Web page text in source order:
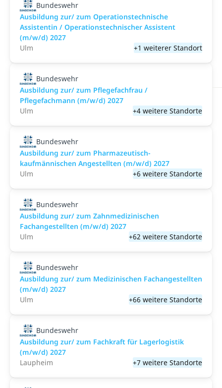
Bundeswehr
Ausbildung zur/ zum Operationstechnische
Assistentin / Operationstechnischer Assistent
(m/w/d) 2027
Ulm
+1 weiterer Standort
Bundeswehr
Ausbildung zur/ zum Pflegefachfrau /
Pflegefachmann (m/w/d) 2027
Ulm
+4 weitere Standorte
Bundeswehr
Ausbildung zur/ zum Pharmazeutisch-
kaufmännischen Angestellten (m/w/d) 2027
Ulm
+6 weitere Standorte
Bundeswehr
Ausbildung zur/ zum Zahnmedizinischen
Fachangestellten (m/w/d) 2027
Ulm
+62 weitere Standorte
Bundeswehr
Ausbildung zur/ zum Medizinischen Fachangestellten
(m/w/d) 2027
Ulm
+66 weitere Standorte
Bundeswehr
Ausbildung zur/ zum Fachkraft für Lagerlogistik
(m/w/d) 2027
Laupheim
+7 weitere Standorte